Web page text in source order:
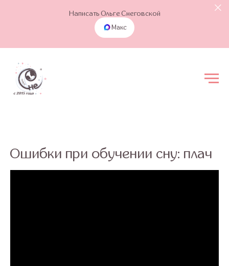
Написать Ольге Снеговской
Макс
Ошибки при обучении сну: плач